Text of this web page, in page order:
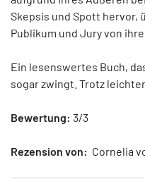
Skepsis und Spott hervor,
Publikum und Jury von
Ein lesenswertes Buch,
sogar zwingt. Trotz
Bewertung: 3/3
Rezension von: Cornelia